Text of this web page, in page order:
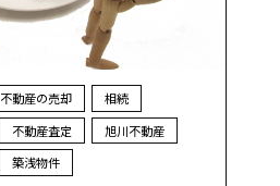
不動産の売却
相続
不動産査定
旭川不動産
築浅物件